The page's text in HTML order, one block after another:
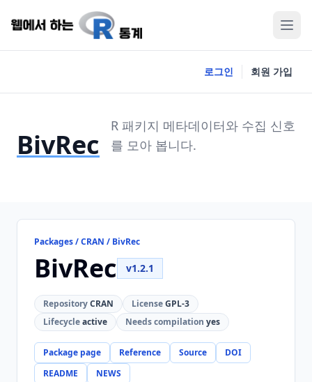
로그인 회원 가입
BivRec
R 패키지 메타데이터와 수집 신호
를 모아 봅니다.
Packages / CRAN / BivRec
BivRec v1.2.1
RepositoryCRAN LicenseGPL-3
Lifecycleactive Needs compilation yes
Package page Reference Source
DOI
README
NEWS